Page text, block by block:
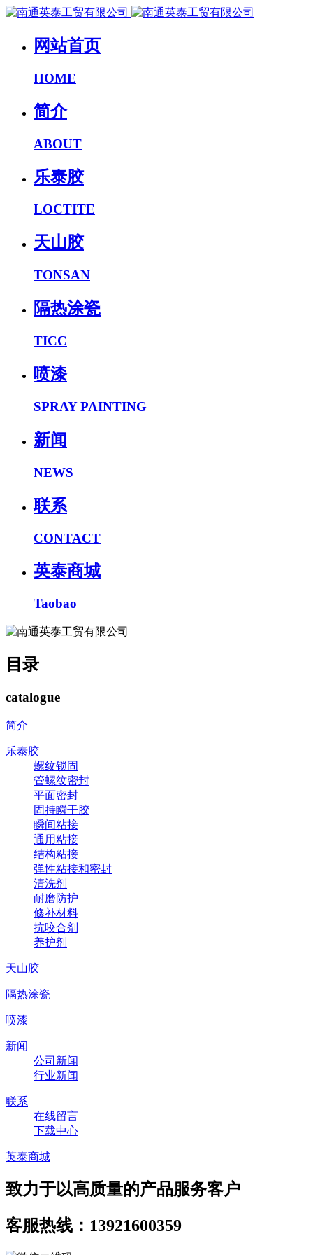
网站首页
HOME
简介
ABOUT
乐泰胶
LOCTITE
天山胶
TONSAN
隔热涂瓷
TICC
喷漆
SPRAY PAINTING
新闻
NEWS
联系
CONTACT
英泰商城
Taobao
目录
catalogue
简介
乐泰胶
螺纹锁固
管螺纹密封
平面密封
固持瞬干胶
瞬间粘接
通用粘接
结构粘接
弹性粘接和密封
清洗剂
耐磨防护
修补材料
抗咬合剂
养护剂
天山胶
隔热涂瓷
喷漆
新闻
公司新闻
行业新闻
联系
在线留言
下载中心
英泰商城
致力于以高质量的产品服务客户
客服热线：13921600359